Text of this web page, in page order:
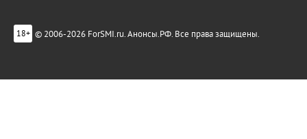
18+ © 2006-2026 ForSMI.ru. Анонсы.РФ. Все права защищены.